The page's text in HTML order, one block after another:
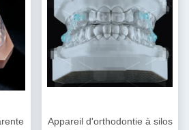
Appareil d'orthodontie à silos